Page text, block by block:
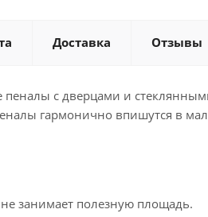
Доставка Отзывы
пеналы с дверцами и
еналы гармонично впишутся в
занимает полезную площадь.